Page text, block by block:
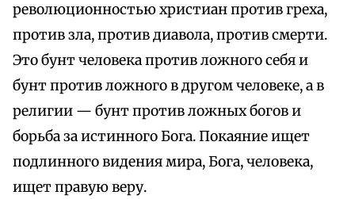
революционностью христиан против греха,
против зла, против диавола, против смерти.
Это бунт человека против ложного себя и
бунт против ложного в другом человеке, а в
религии — бунт против ложных богов и
борьба за истинного Бога. Покаяние ищет
подлинного видения мира, Бога, человека,
ищет правую веру.